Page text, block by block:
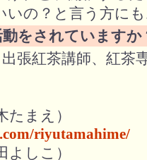
いの？と言う方に
をされていますか
張紅茶講師、紅茶
たまえ）
riyutamahime/
よしこ）